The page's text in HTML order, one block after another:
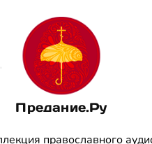
Предание.Ру
православного